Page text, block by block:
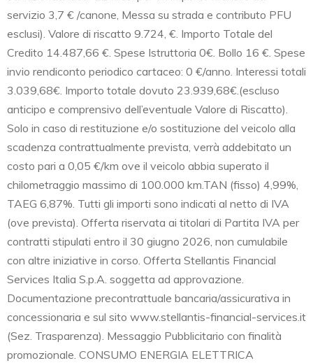
servizio 3,7 € /canone, Messa su strada e contributo PFU
esclusi). Valore di riscatto 9.724, €. Importo Totale del
Credito 14.487,66 €. Spese Istruttoria 0€. Bollo 16 €. Spese
invio rendiconto periodico cartaceo: 0 €/anno. Interessi totali
3.039,68€. Importo totale dovuto 23.939,68€.(escluso
anticipo e comprensivo dell’eventuale Valore di Riscatto).
Solo in caso di restituzione e/o sostituzione del veicolo alla
scadenza contrattualmente prevista, verrà addebitato un
costo pari a 0,05 €/km ove il veicolo abbia superato il
chilometraggio massimo di 100.000 km.TAN (fisso) 4,99%,
TAEG 6,87%. Tutti gli importi sono indicati al netto di IVA
(ove prevista). Offerta riservata ai titolari di Partita IVA per
contratti stipulati entro il 30 giugno 2026, non cumulabile
con altre iniziative in corso. Offerta Stellantis Financial
Services Italia S.p.A. soggetta ad approvazione.
Documentazione precontrattuale bancaria/assicurativa in
concessionaria e sul sito www.stellantis-financial-services.it
(Sez. Trasparenza). Messaggio Pubblicitario con finalità
promozionale. CONSUMO ENERGIA ELETTRICA